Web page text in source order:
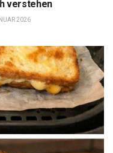
verstehen
2026